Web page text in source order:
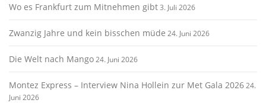
Wo es Frankfurt zum Mitnehmen gibt3. Juli 2026
Zwanzig Jahre und kein bisschen müde 24. Juni 2026
Die Welt nach Mango24. Juni 2026
Montez Express – Interview Nina Hollein zur Met Gala 202624.
Juni 2026